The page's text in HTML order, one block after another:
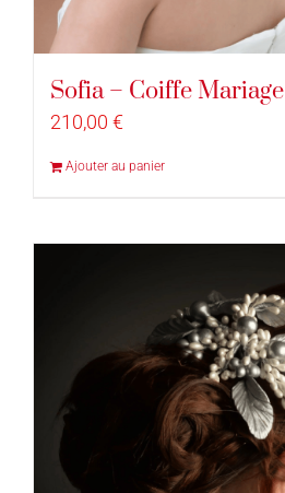
Sofia – Coiffe Mariage
210,00 €
Ajouter au panier